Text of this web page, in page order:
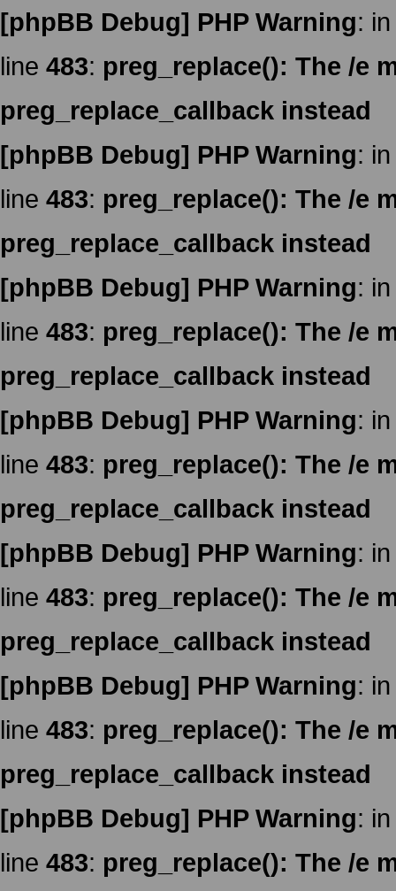
[phpBB Debug] PHP Warning:
line 483: preg_replace(): The /e
preg_replace_callback instead
[phpBB Debug] PHP Warning:
line 483: preg_replace(): The /e
preg_replace_callback instead
[phpBB Debug] PHP Warning:
line 483: preg_replace(): The /e
preg_replace_callback instead
[phpBB Debug] PHP Warning:
line 483: preg_replace(): The /e
preg_replace_callback instead
[phpBB Debug] PHP Warning:
line 483: preg_replace(): The /e
preg_replace_callback instead
[phpBB Debug] PHP Warning:
line 483: preg_replace(): The /e
preg_replace_callback instead
[phpBB Debug] PHP Warning:
line 483: preg_replace(): The /e